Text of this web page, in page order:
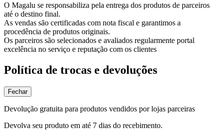
O Magalu se responsabiliza pela entrega dos produtos de parceiros
até o destino final.
As vendas são certificadas com nota fiscal e garantimos a
procedência de produtos originais.
Os parceiros são selecionados e avaliados regularmente portal
excelência no serviço e reputação com os clientes
Política de trocas e devoluções
Fechar
Devolução gratuita para produtos vendidos por lojas parceiras
Devolva seu produto em até 7 dias do recebimento.